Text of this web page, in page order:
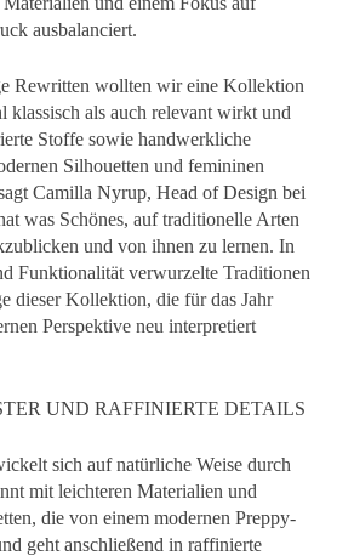
ausbalanciert.
Rewritten wollten wir eine Kollektion
klassisch als auch relevant wirkt und
Stoffe sowie handwerkliche
Silhouetten und femininen
Camilla Nyrup, Head of Design bei
was Schönes, auf traditionelle Arten
und von ihnen zu lernen. In
Funktionalität verwurzelte Traditionen
dieser Kollektion, die für das Jahr
Perspektive neu interpretiert
UND RAFFINIERTE DETAILS
sich auf natürliche Weise durch
mit leichteren Materialien und
die von einem modernen Preppy-
geht anschließend in raffinierte